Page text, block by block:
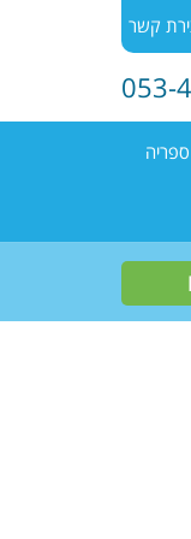
קשר
053-
ספריה
הספריה
ספרים
מקומיים